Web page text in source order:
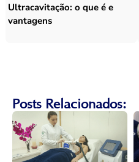
Ultracavitação: o que é e
vantagens
Posts Relacionados: